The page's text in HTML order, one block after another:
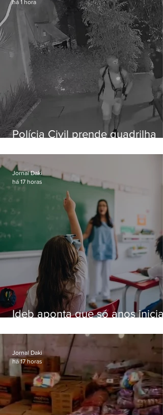
Polícia Civil prende quadrilha
residências de luxo no Rio
há 1 hora
Ideb aponta que só anos
educação
Jornal Daki
há 17 horas
Jornal Daki
há 17 horas